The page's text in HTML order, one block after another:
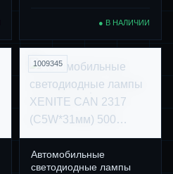
● В НАЛИЧИИ
1009345
Автомобильные
светодиодные лампы